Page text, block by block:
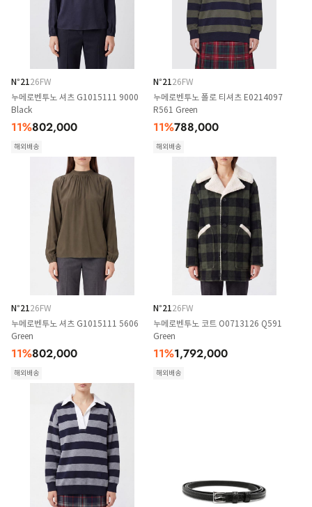
N°2126FW
누메로벤투노 셔츠 G1015111 9000
Black
11%802,000
해외배송
N°2126FW
누메로벤투노 폴로 티셔츠 E0214097
R561 Green
11%788,000
해외배송
N°2126FW
누메로벤투노 셔츠 G1015111 5606
Green
11%802,000
해외배송
N°2126FW
누메로벤투노 코트 O0713126 Q591
Green
11%1,792,000
해외배송